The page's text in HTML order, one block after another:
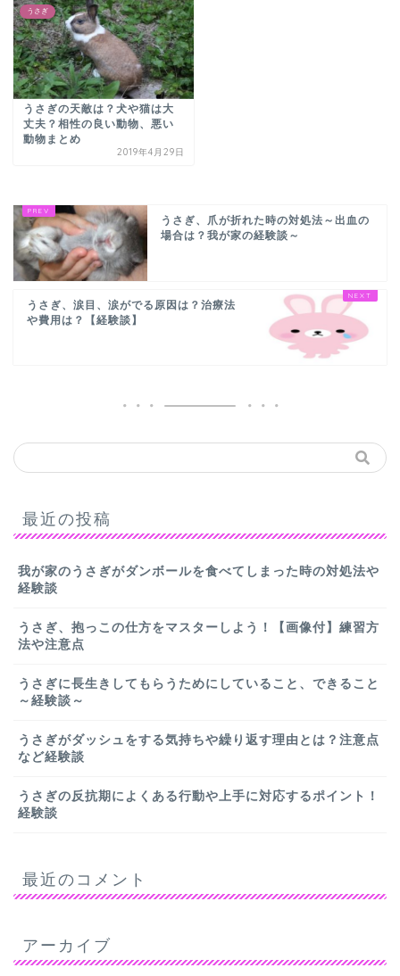
うさぎ
うさぎの天敵は？犬や猫は大
丈夫？相性の良い動物、悪い
動物まとめ
2019年4月29日
うさぎ、爪が折れた時の対処法～出血の
場合は？我が家の経験談～
うさぎ、涙目、涙がでる原因は？治療法
や費用は？【経験談】
最近の投稿
我が家のうさぎがダンボールを食べてしまった時の対処法や
経験談
うさぎ、抱っこの仕方をマスターしよう！【画像付】練習方
法や注意点
うさぎに長生きしてもらうためにしていること、できること
～経験談～
うさぎがダッシュをする気持ちや繰り返す理由とは？注意点
など経験談
うさぎの反抗期によくある行動や上手に対応するポイント！
経験談
最近のコメント
アーカイブ